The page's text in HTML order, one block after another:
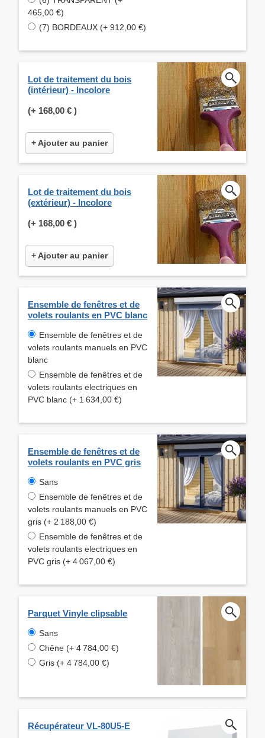
465,00 €)
(7) BORDEAUX (+ 912,00 €)
Lot de traitement du bois
(intérieur) - Incolore
(+ 168,00 € )
+ Ajouter au panier
Lot de traitement du bois
(extérieur) - Incolore
(+ 168,00 € )
+ Ajouter au panier
Ensemble de fenêtres et de
volets roulants en PVC blanc
Ensemble de fenêtres et de
volets roulants manuels en PVC
blanc
Ensemble de fenêtres et de
volets roulants electriques en
PVC blanc (+ 1 634,00 €)
Ensemble de fenêtres et de
volets roulants en PVC gris
Sans
Ensemble de fenêtres et de
volets roulants manuels en PVC
gris (+ 2 188,00 €)
Ensemble de fenêtres et de
volets roulants electriques en
PVC gris (+ 4 067,00 €)
Parquet Vinyle clipsable
Sans
Chêne (+ 4 784,00 €)
Gris (+ 4 784,00 €)
Récupérateur VL-80U5-E